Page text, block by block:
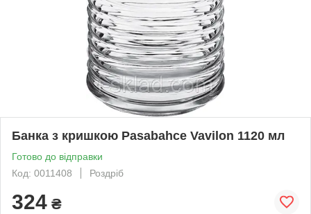
Банка з кришкою Pasabahce Vavilon 1120 мл
Готово до відправки
Код: 0011408
Роздріб
324 ₴